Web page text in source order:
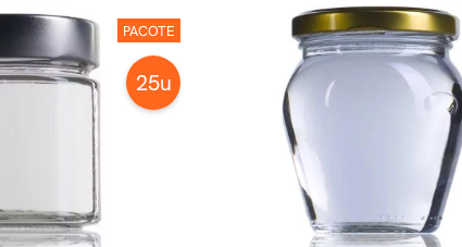
PACOTE
25u